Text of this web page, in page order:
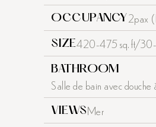
OCCUPANCY2pax
SIZE420-475 sq. ft/
BATHROOM
Salle de bain avec douche
VIEWSMer